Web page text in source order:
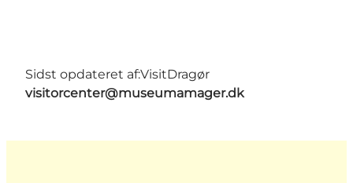
Sidst opdateret af:VisitDragør
visitorcenter@museumamager.dk